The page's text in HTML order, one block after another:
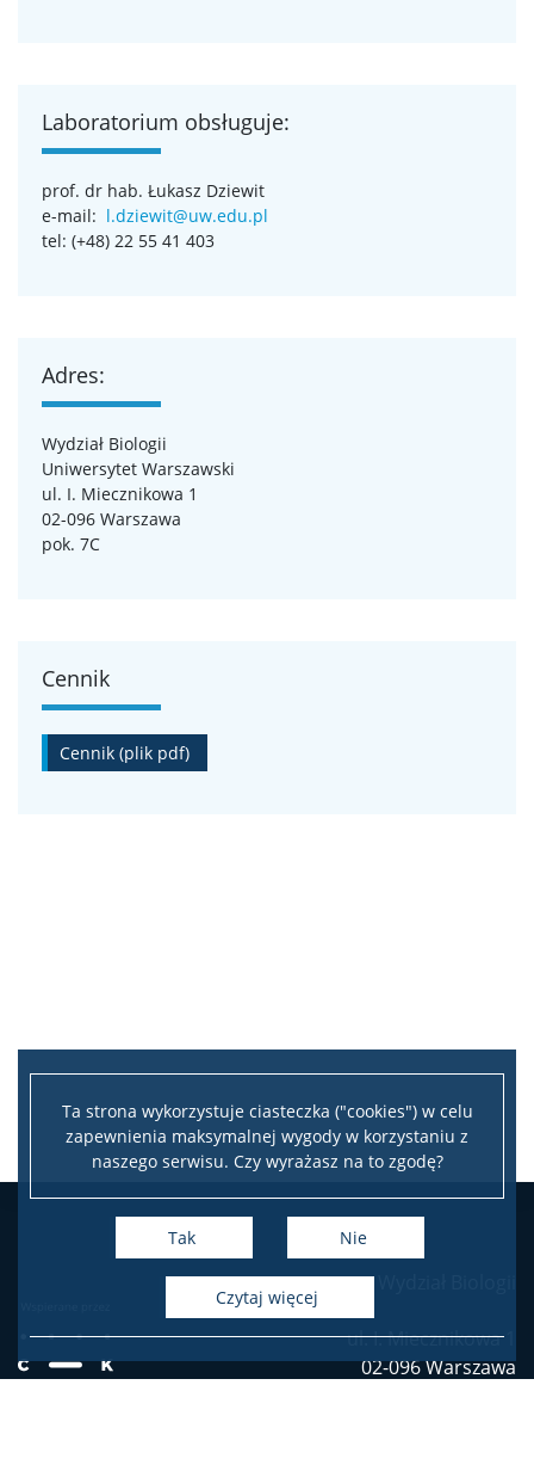
Ta strona wykorzystuje ciasteczka ("cookies") w celu
zapewnienia maksymalnej wygody w korzystaniu z
naszego serwisu. Czy wyrażasz na to zgodę?
Tak Nie
czytaj więcej
Laboratorium obsługuje:
prof. dr hab. Łukasz Dziewit
e-mail: l.dziewit@uw.edu.pl
tel: (+48) 22 55 41 403
Adres:
Wydział Biologii
Uniwersytet Warszawski
ul. I. Miecznikowa 1
02-096 Warszawa
pok. 7C
Cennik
Cennik (plik pdf)
ul. I. Miecznikowa 1
02-096 Warszawa